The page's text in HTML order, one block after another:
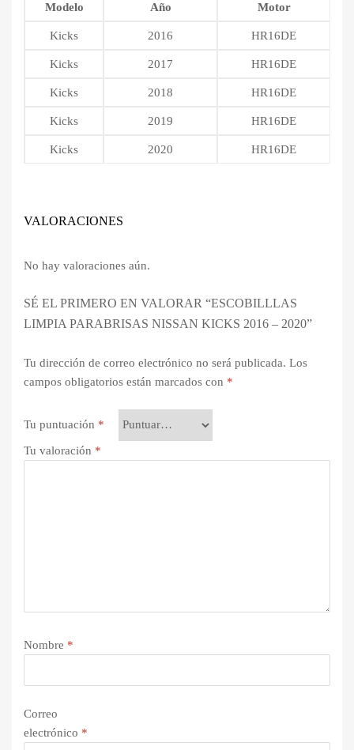
Modelo Año Motor
Kicks 2016 HR16DE
Kicks 2017 HR16DE
Kicks 2018 HR16DE
Kicks 2019 HR16DE
Kicks 2020 HR16DE
VALORACIONES
No hay valoraciones aún.
SÉ EL PRIMERO EN VALORAR “ESCOBILLLAS
LIMPIA PARABRISAS NISSAN KICKS 2016 – 2020”
Tu dirección de correo electrónico no será publicada. Los
campos obligatorios están marcados con *
Tu puntuación *
Tu valoración *
Nombre *
Correo
electrónico *